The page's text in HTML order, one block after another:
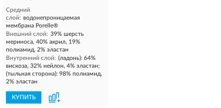
Средний
слой: водонепроницаемая
мембрана Porelle®
Внешний слой: 39% шерсть
мериноса, 40% акрил, 19%
полиамид, 2% эластан
Внутренний слой: (ладонь): 64%
вискоза, 32% нейлон, 4% эластан;
(тыльная сторона): 98% полиамид,
2% эластан
КУПИТЬ